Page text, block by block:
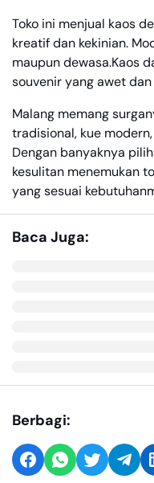
Toko ini menjual kaos
kreatif dan kekinian.
maupun dewasa.Kaos
souvenir yang awet
Malang memang
tradisional, kue
Dengan banyaknya
kesulitan menemukan
yang sesuai
Baca Juga:
Berbagi: